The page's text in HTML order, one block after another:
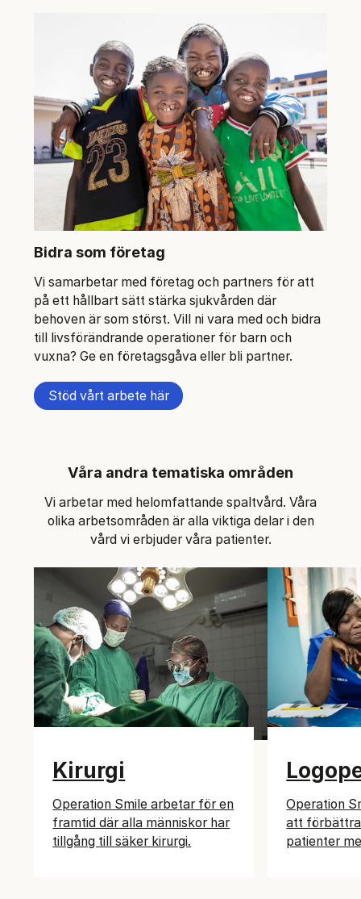
Bidra som företag
Vi samarbetar med företag och partners för att
på ett hållbart sätt stärka sjukvården där
behoven är som störst. Vill ni vara med och bidra
till livsförändrande operationer för barn och
vuxna? Ge en företagsgåva eller bli partner.
Stöd vårt arbete här
Våra andra tematiska områden
Vi arbetar med helomfattande spaltvård. Våra
olika arbetsområden är alla viktiga delar i den
vård vi erbjuder våra patienter.
Kirurgi
Operation Smile arbetar för en
framtid där alla människor har
tillgång till säker kirurgi.
Operation
att
patienter